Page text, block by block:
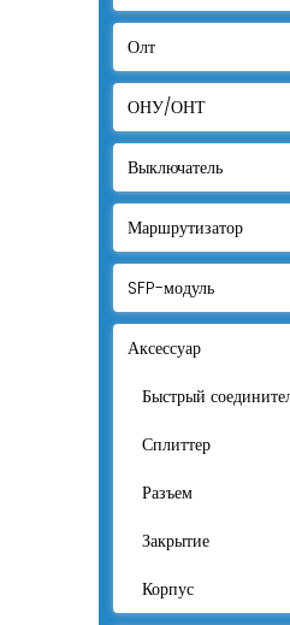
Олт
ОНУ/ОНТ
Выключатель
Маршрутизатор
SFP-модуль
Аксессуар
Быстрый
Сплиттер
Разъем
Закрытие
Корпус